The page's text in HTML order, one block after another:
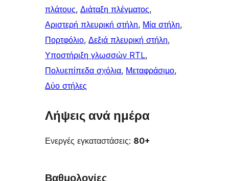
πλάτους, Διάταξη πλέγματος
Αριστερή πλευρική στήλη, Μία στήλη
Πορτφόλιο, Δεξιά πλευρική στήλη
Υποστήριξη γλωσσών RTL
Πολυεπίπεδα σχόλια, Μεταφράσιμο
Δύο στήλες
Λήψεις ανά ημέρα
Ενεργές εγκαταστάσεις: 80+
Βαθμολογίες